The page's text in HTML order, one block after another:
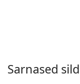
Sarnased